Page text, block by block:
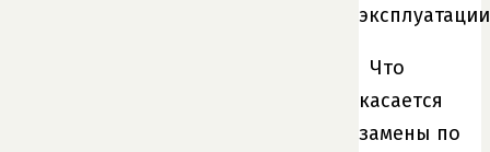
эксплуатации
Что
касается
замены по